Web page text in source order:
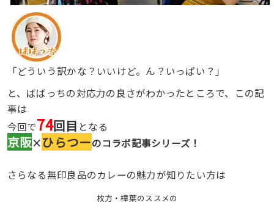
「どういう訳かな？いいけど。ん？いっぱい？」
と、ばばっちの対応力の良さがわかったところで、この記
事は
今回で74回目 となる
京阪×ひらつーのコラボ記事シリーズ！
さらなる無印良品のカレーの魅力が知りたい方は
枚方・樟葉のススメの